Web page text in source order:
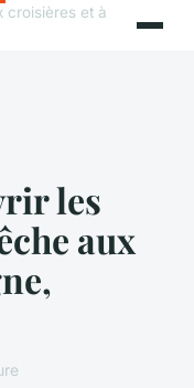
croisières et à
les
aux